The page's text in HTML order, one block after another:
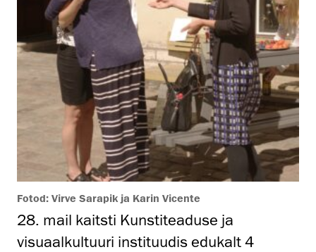
Fotod: Virve Sarapik ja Karin Vicente
28. mail kaitsti Kunstiteaduse ja
visuaalkultuuri instituudis edukalt 4